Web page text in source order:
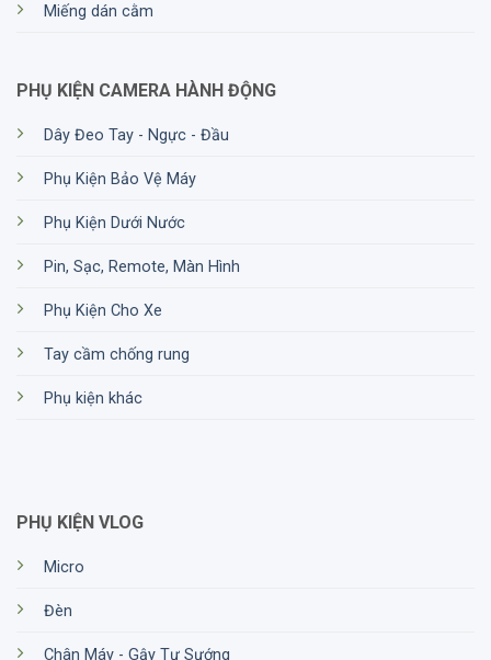
Miếng dán cằm
PHỤ KIỆN CAMERA HÀNH ĐỘNG
Dây Đeo Tay - Ngực - Đầu
Phụ Kiện Bảo Vệ Máy
Phụ Kiện Dưới Nước
Pin, Sạc, Remote, Màn Hình
Phụ Kiện Cho Xe
Tay cầm chống rung
Phụ kiện khác
PHỤ KIỆN VLOG
Micro
Đèn
Chân Máy - Gậy Tự Sướng